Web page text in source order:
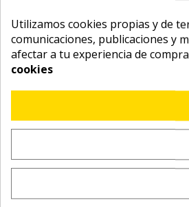
Utilizamos cookies propias y de
comunicaciones, publicaciones y
afectar a tu experiencia de
cookies